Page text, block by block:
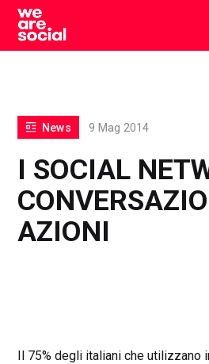
Skip
content
I SOCIAL
AZIONI
News 9 Mag 2014
Il 75% degli italiani che utilizzano